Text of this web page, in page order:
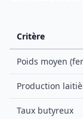
Critère
Poids moyen
Production
Taux butyreux